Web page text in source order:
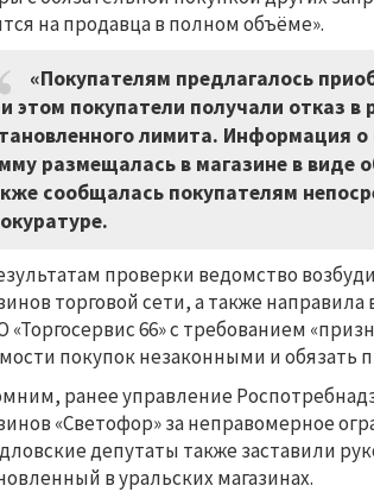
на продавца в полном объёме».
«Покупателям предлагалось
этом покупатели получали отказ
лимита. Информация
размещалась в магазине в виде
сообщалась покупателям
проверки ведомство
торговой сети, а также
«Торгосервис 66» с требованием
покупок незаконными и
ранее управление
«Светофор» за неправомерное
депутаты также заставили
в уральских магазинах.